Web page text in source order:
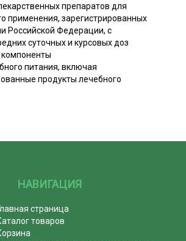
препаратов для
применения, зарегистрированных
Российской Федерации, с
суточных и курсовых доз
компоненты
питания, включая
продукты лечебного
НАВИГАЦИЯ
страница
товаров